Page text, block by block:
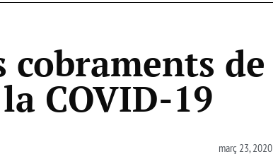
de
COVID-19
març 23, 2020